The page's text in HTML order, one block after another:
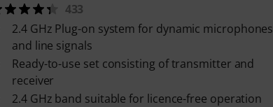
433
2.4 GHz Plug-on system for dynamic microphones
and line signals
Ready-to-use set consisting of transmitter and
receiver
2.4 GHz band suitable for licence-free operation